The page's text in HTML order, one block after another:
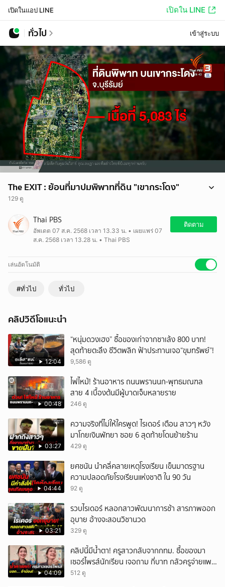
เปิดในแอป LINE เปิดใน LINE
ทั่วไป เข้าสู่ระบบ
The EXIT : ย้อนที่มาปมพิพาทที่ดิน "เขากระโดง"
129 ดู
ของประชาชนกว่า 900 คน ยังมีที่ดินของตระกูล “ชิดชอบ” อยู่ด้วย ในส่วน
ข้อเท็จจริงทางคดี หลายฝ่ายให้เป็นไปตามคำตัดสินตามกระบวนการ
ยุติธรรม แต่ในอีกมุมหนึ่ง “การยื้อ” กันไปมา ถูกตั้งข้อสังเกตเช่นกันว่า
คมนาคม ด้วยหรือไม่ "The EXIT" พาย้อนที่มาปมพิพาทที่ดิน "เขากระโดง"
Thai PBS
อัพเดต 07 ส.ค. 2568 เวลา 13.33 น. • เผยแพร่ 07
ส.ค. 2568 เวลา 13.28 น. • Thai PBS
ติดตาม
เล่นอัตโนมัติ
#ทั่วไป ทั่วไป
คลิปวิดีโอแนะนำ
12:04
“หนุ่มดวงเฮง” ซื้อของเก่าจากซาเล้ง 800 บาท!
สุดท้ายตะลึง ชีวิตพลิก ฟ้าประทานเจอ“ขุมทรัพย์”!
9,586 ดู
00:48
ไฟไหม้! ร้านอาหาร ถนนพรานนก-พุทธมณฑล
สาย 4 เบื้องต้นมีผู้บาดเจ็บหลายราย
246 ดู
03:27
ความจริงที่ไม่ให้ใครพูด! ไรเดอร์ เตือน สาวๆ หวัง
มาโกยเงินพัทยา ซอย 6 สุดท้ายโดนย้ายร้าน
429 ดู
04:44
ยศชนัน นำคลี่คลายเหตุโรงเรียน เข็นมาตรฐาน
ความปลอดภัยโรงเรียนแห่งชาติ ใน 90 วัน
92 ดู
03:21
รวบไรเดอร์ หลอกสาวพัฒนาการช้า สารภาพออก
อุบาย อ้างจะสอนวิชานวด
329 ดู
04:09
คลิปนี้มีน้ำตา! ครูสาวกลับจากกทม. ซื้อของมา
เซอร์ไพรส์นักเรียน เจอถาม กี่บาท กลัวครูจ่ายแพง
w
512 ดู